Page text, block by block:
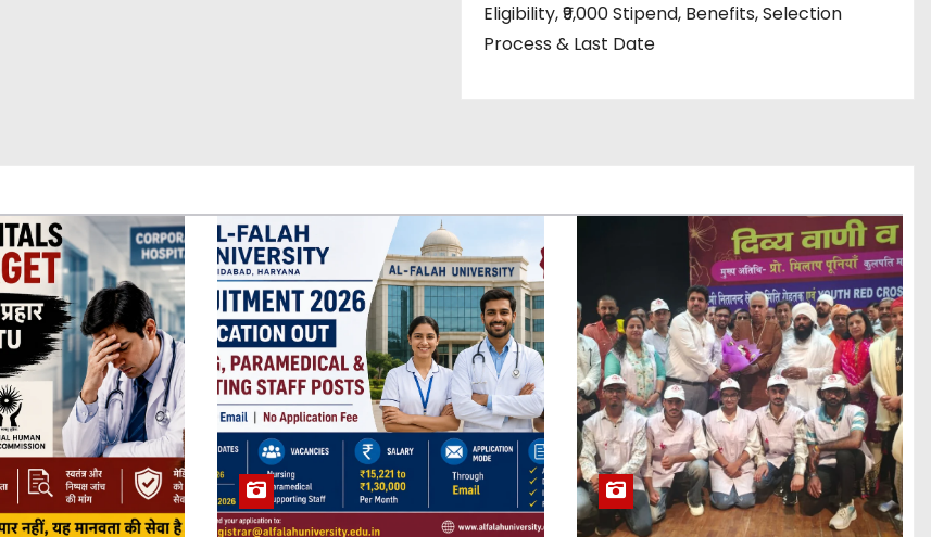
Eligibility, ₹9,000 Stipend, Benefits, Selection
Process & Last Date